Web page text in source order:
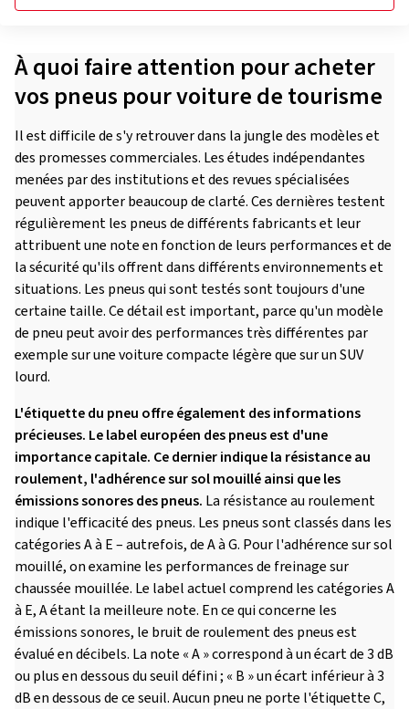
À quoi faire attention pour acheter
vos pneus pour voiture de tourisme
Il est difficile de s'y retrouver dans la jungle des modèles et
des promesses commerciales. Les études indépendantes
menées par des institutions et des revues spécialisées
peuvent apporter beaucoup de clarté. Ces dernières testent
régulièrement les pneus de différents fabricants et leur
attribuent une note en fonction de leurs performances et de
la sécurité qu'ils offrent dans différents environnements et
situations. Les pneus qui sont testés sont toujours d'une
certaine taille. Ce détail est important, parce qu'un modèle
de pneu peut avoir des performances très différentes par
exemple sur une voiture compacte légère que sur un SUV
lourd.
L'étiquette du pneu offre également des informations
précieuses. Le label européen des pneus est d'une
importance capitale. Ce dernier indique la résistance au
roulement, l'adhérence sur sol mouillé ainsi que les
émissions sonores des pneus. La résistance au roulement
indique l'efficacité des pneus. Les pneus sont classés dans les
catégories A à E – autrefois, de A à G. Pour l'adhérence sur sol
mouillé, on examine les performances de freinage sur
chaussée mouillée. Le label actuel comprend les catégories A
à E, A étant la meilleure note. En ce qui concerne les
émissions sonores, le bruit de roulement des pneus est
évalué en décibels. La note « A » correspond à un écart de 3 dB
ou plus en dessous du seuil défini ; « B » un écart inférieur à 3
dB en dessous de ce seuil. Aucun pneu ne porte l'étiquette C,